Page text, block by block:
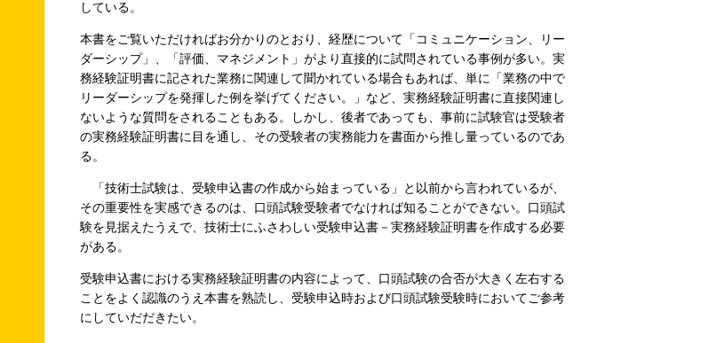
している。
本書をご覧いただければお分かりのとおり、経歴について「コミュニケーション、リー
ダーシップ」、「評価、マネジメント」がより直接的に試問されている事例が多い。実
務経験証明書に記された業務に関連して聞かれている場合もあれば、単に「業務の中で
リーダーシップを発揮した例を挙げてください。」など、実務経験証明書に直接関連し
ないような質問をされることもある。しかし、後者であっても、事前に試験官は受験者
の実務経験証明書に目を通し、その受験者の実務能力を書面から推し量っているのであ
る。
「技術士試験は、受験申込書の作成から始まっている」と以前から言われているが、
その重要性を実感できるのは、口頭試験受験者でなければ知ることができない。口頭試
験を見据えたうえで、技術士にふさわしい受験申込書－実務経験証明書を作成する必要
がある。
受験申込書における実務経験証明書の内容によって、口頭試験の合否が大きく左右する
ことをよく認識のうえ本書を熟読し、受験申込時および口頭試験受験時においてご参考
にしていだだきたい。